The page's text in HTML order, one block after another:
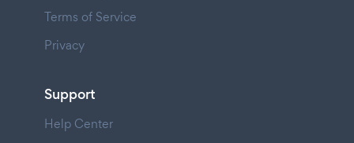
Terms of Service
Privacy
Support
Help Center